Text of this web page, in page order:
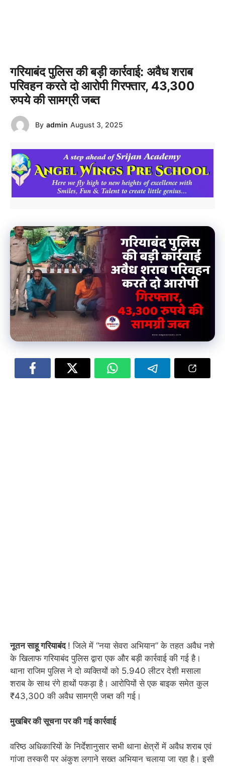
गरियाबंद पुलिस की बड़ी कार्रवाई: अवैध शराब
परिवहन करते दो आरोपी गिरफ्तार, 43,300
रुपये की सामग्री जब्त
By admin August 3, 2025
नूतन साहू गरियाबंद ! जिले में “नया सेवरा अभियान” के तहत अवैध नशे
के खिलाफ गरियाबंद पुलिस द्वारा एक और बड़ी कार्रवाई की गई है।
थाना राजिम पुलिस ने दो व्यक्तियों को 5.940 लीटर देशी मसाला
शराब के साथ रंगे हाथों पकड़ा है। आरोपियों से एक बाइक समेत कुल
₹43,300 की अवैध सामग्री जब्त की गई।
मुखबिर की सूचना पर की गई कार्रवाई
वरिष्ठ अधिकारियों के निर्देशानुसार सभी थाना क्षेत्रों में अवैध शराब एवं
गांजा तस्करी पर अंकुश लगाने सख्त अभियान चलाया जा रहा है। इसी